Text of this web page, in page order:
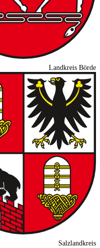
Landkreis Börde
Salzlandkreis